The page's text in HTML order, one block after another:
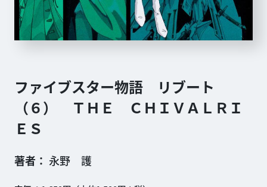
ファイブスター物語 リブート
（６） ＴＨＥ ＣＨＩＶＡＬＲＩ
ＥＳ
著者 永野 護